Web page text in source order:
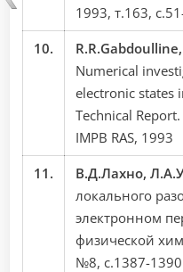
1993, т.163,
10.
Numerical
electronic states
Technical
IMPB RAS, 1993
11.
В.Д.Лахно,
локального
электронном
физической
№8, с.1387-1390